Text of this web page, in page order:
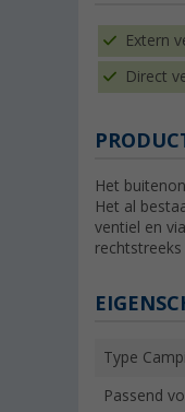
Extern
Direct
Het
Het al
ventiel en
Type
Passend